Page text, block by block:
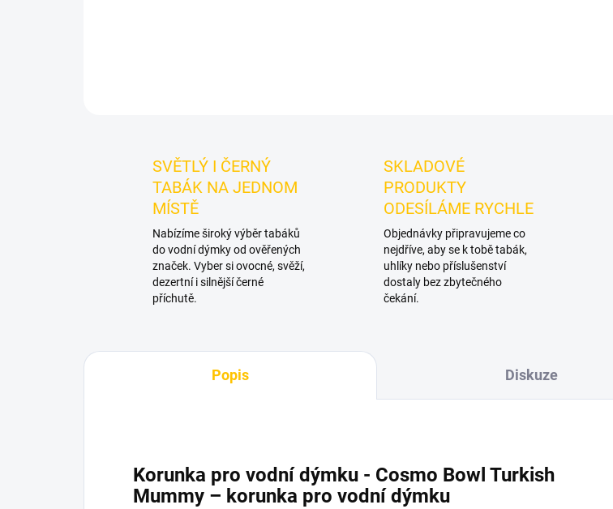
SVĚTLÝ I ČERNÝ
TABÁK NA JEDNOM
MÍSTĚ
Nabízíme široký výběr tabáků
do vodní dýmky od ověřených
značek. Vyber si ovocné, svěží,
dezertní i silnější černé
příchutě.
SKLADOVÉ
PRODUKTY
ODESÍLÁME RYCHLE
Objednávky připravujeme co
nejdříve, aby se k tobě tabák,
uhlíky nebo příslušenství
dostaly bez zbytečného
čekání.
Popis Diskuze
Korunka pro vodní dýmku - Cosmo Bowl Turkish
Mummy – korunka pro vodní dýmku